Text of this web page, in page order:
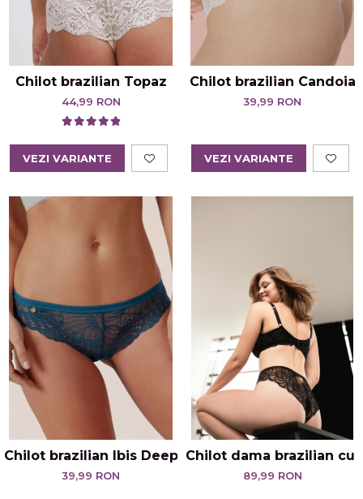
Chilot brazilian Topaz
44,99 RON
VEZI VARIANTE
Chilot brazilian Candoia
39,99 RON
VEZI VARIANTE
Chilot brazilian Ibis Deep Teal
39,99 RON
Chilot dama brazilian cu
89,99 RON